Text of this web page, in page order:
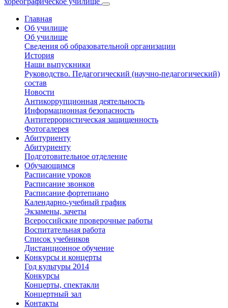
Главная
Об училище
Об училище
Сведения об образовательной организации
История
Наши выпускники
Руководство. Педагогический (научно-педагогический)
состав
Новости
Антикоррупционная деятельность
Информационная безопасность
Антитеррористическая защищенность
Фотогалерея
Абитуриенту
Абитуриенту
Подготовительное отделение
Обучающимся
Расписание уроков
Расписание звонков
Расписание фортепиано
Календарно-учебный график
Экзамены, зачеты
Всероссийские проверочные работы
Воспитательная работа
Список учебников
Дистанционное обучение
Конкурсы и концерты
Год культуры 2014
Конкурсы
Концерты, спектакли
Концертный зал
Контакты